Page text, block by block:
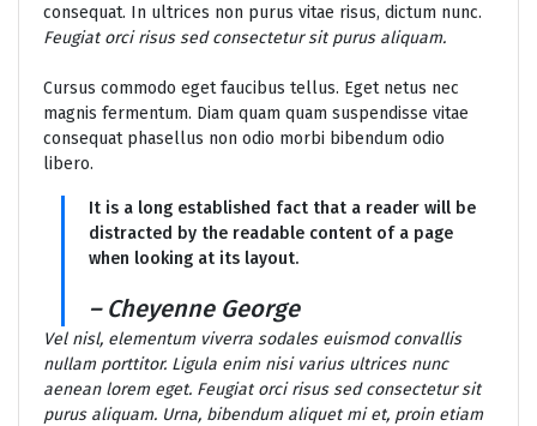
consequat. In ultrices non purus vitae risus, dictum nunc.
Feugiat orci risus sed consectetur sit purus aliquam.
Cursus commodo eget faucibus tellus. Eget netus nec
magnis fermentum. Diam quam quam suspendisse vitae
consequat phasellus non odio morbi bibendum odio
libero.
It is a long established fact that a reader will be
distracted by the readable content of a page
when looking at its layout.
– Cheyenne George
Vel nisl, elementum viverra sodales euismod convallis
nullam porttitor. Ligula enim nisi varius ultrices nunc
aenean lorem eget. Feugiat orci risus sed consectetur sit
purus aliquam. Urna, bibendum aliquet mi et, proin etiam